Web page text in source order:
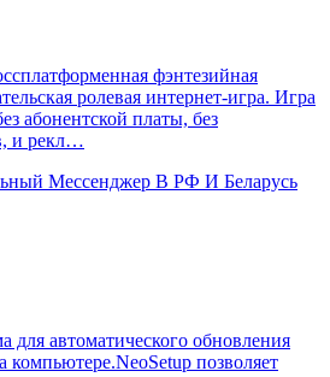
фэнтезийная
ролевая интернет-игра. Игра
абонентской платы, без
и рекл…
для автоматического обновления
позволяет